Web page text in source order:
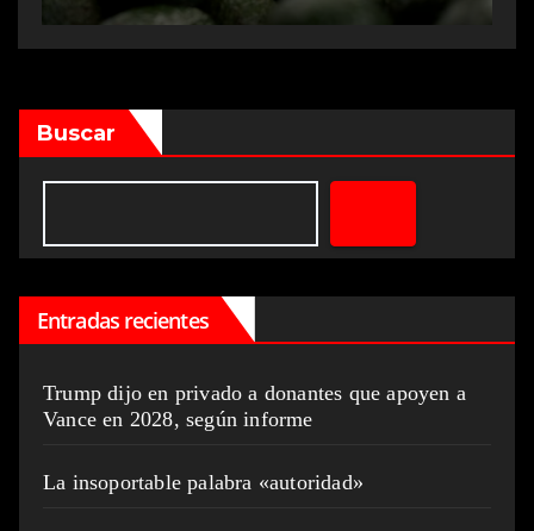
Buscar
Entradas recientes
Trump dijo en privado a donantes que apoyen a
Vance en 2028, según informe
La insoportable palabra «autoridad»